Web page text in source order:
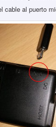
cable al puerto